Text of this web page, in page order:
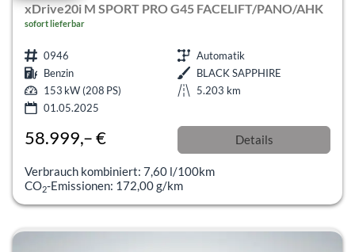
xDrive20i M SPORT PRO G45 FACELIFT/PANO/AHK
sofort lieferbar
0946
Automatik
Benzin
BLACK SAPPHIRE
153 kW (208 PS)
5.203 km
01.05.2025
58.999,– € Details
Verbrauch kombiniert: 7,60 l/100km
CO2-Emissionen: 172,00 g/km